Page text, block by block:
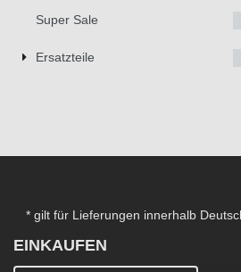
Super Sale
Ersatzteile
* gilt für Lieferungen innerhalb
EINKAUFEN